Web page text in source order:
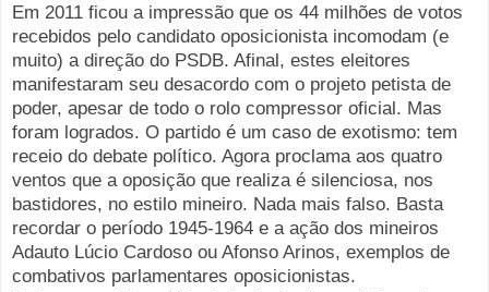
Em 2011 ficou a impressão que os 44 milhões de votos
recebidos pelo candidato oposicionista incomodam (e
muito) a direção do PSDB. Afinal, estes eleitores
manifestaram seu desacordo com o projeto petista de
poder, apesar de todo o rolo compressor oficial. Mas
foram logrados. O partido é um caso de exotismo: tem
receio do debate político. Agora proclama aos quatro
ventos que a oposição que realiza é silenciosa, nos
bastidores, no estilo mineiro. Nada mais falso. Basta
recordar o período 1945-1964 e a ação dos mineiros
Adauto Lúcio Cardoso ou Afonso Arinos, exemplos de
combativos parlamentares oposicionistas.